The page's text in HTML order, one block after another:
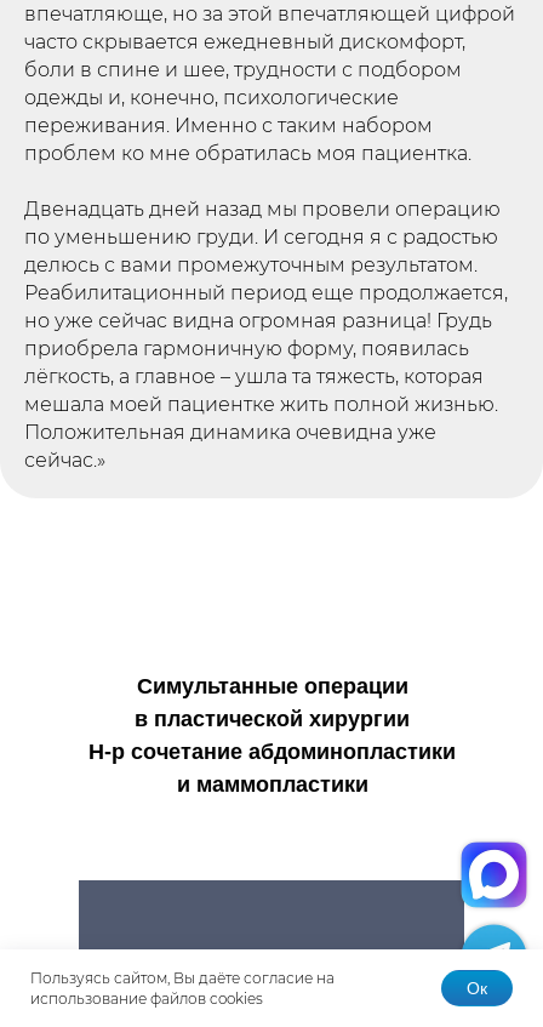
впечатляюще, но за этой впечатляющей цифрой
часто скрывается ежедневный дискомфорт,
боли в спине и шее, трудности с подбором
одежды и, конечно, психологические
переживания. Именно с таким набором
проблем ко мне обратилась моя пациентка.
Двенадцать дней назад мы провели операцию
по уменьшению груди. И сегодня я с радостью
делюсь с вами промежуточным результатом.
Реабилитационный период еще продолжается,
но уже сейчас видна огромная разница! Грудь
приобрела гармоничную форму, появилась
лёгкость, а главное – ушла та тяжесть, которая
мешала моей пациентке жить полной жизнью.
Положительная динамика очевидна уже
сейчас.»
Симультанные операции
в пластической хирургии
Н-р сочетание абдоминопластики
и маммопластики
Пользуясь сайтом, Вы даёте согласие на
использование файлов cookies
Ок